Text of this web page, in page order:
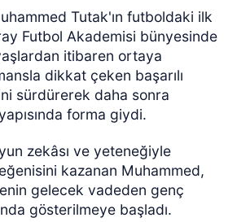
Tutak'ın futboldaki ilk
Futbol Akademisi bünyesinde
itibaren ortaya
dikkat çeken başarılı
sürdürerek daha sonra
forma giydi.
zekâsı ve yeteneğiyle
kazanan Muhammed,
gelecek vadeden genç
gösterilmeye başladı.